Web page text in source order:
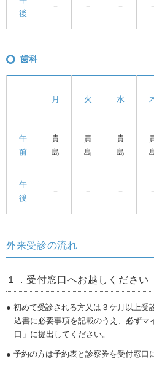
後
－ － －
歯科
月 火 水
午
前
貴
島
貴
島
貴
島
午
後
－ － －
外来受診の流れ
１．受付窓口へお越しください
● 初めて受診される方又は３ケ月以上受
込書に必要事項を記載のうえ、必ずマ
口」に提出してください。
● 予約の方は予約表と診察券を受付窓口